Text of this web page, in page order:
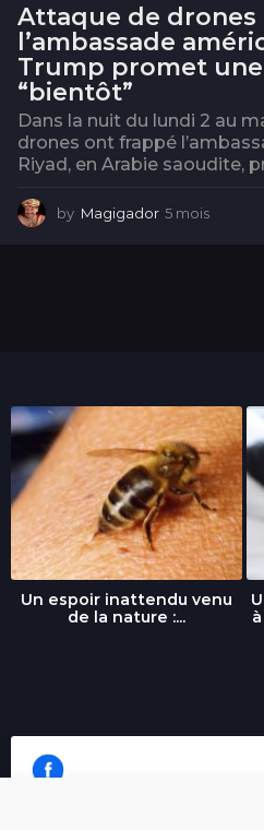
Attaque de drones
l’ambassade
Trump promet
“bientôt”
Dans la nuit du lundi 2 au
drones ont frappé
Riyad, en Arabie saoudite,
by Magigador 5 mois
Un espoir inattendu venu
de la nature :...